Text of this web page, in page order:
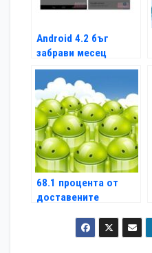
Android 4.2 бъг
забрави месец
декември
68.1 процента от
доставените